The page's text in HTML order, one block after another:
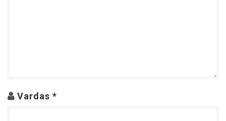
Vardas *